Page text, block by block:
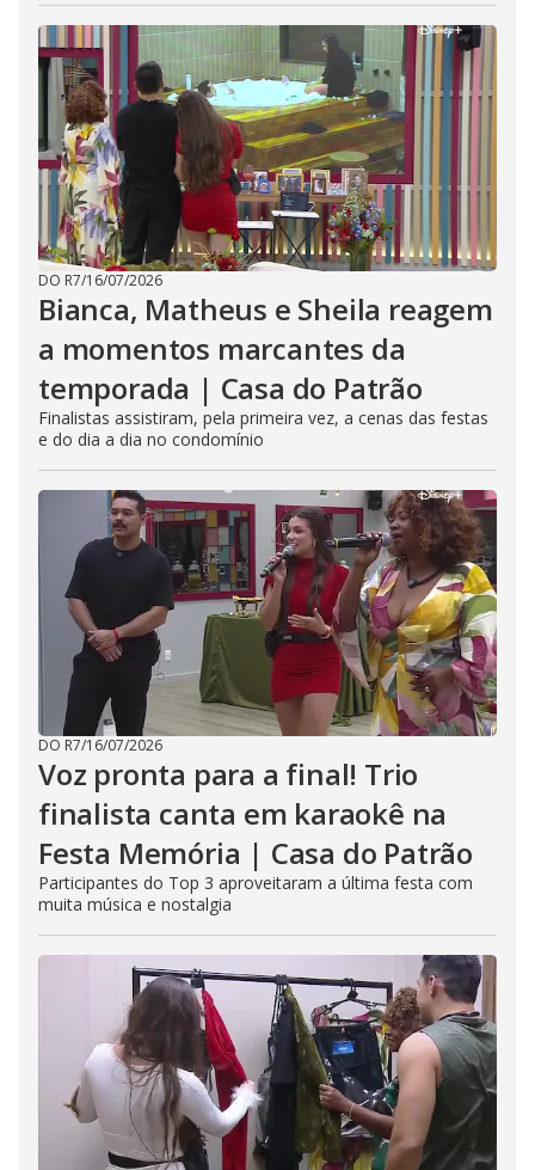
DO R7/16/07/2026
Bianca, Matheus e Sheila reagem
a momentos marcantes da
temporada | Casa do Patrão
Finalistas assistiram, pela primeira vez, a cenas das festas
e do dia a dia no condomínio
DO R7/16/07/2026
Voz pronta para a final! Trio
finalista canta em karaokê na
Festa Memória | Casa do Patrão
Participantes do Top 3 aproveitaram a última festa com
muita música e nostalgia